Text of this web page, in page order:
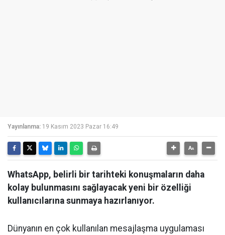
Yayınlanma: 19 Kasım 2023 Pazar 16:49
WhatsApp, belirli bir tarihteki konuşmaların daha
kolay bulunmasını sağlayacak yeni bir özelliği
kullanıcılarına sunmaya hazırlanıyor.
Dünyanın en çok kullanılan mesajlaşma uygulaması